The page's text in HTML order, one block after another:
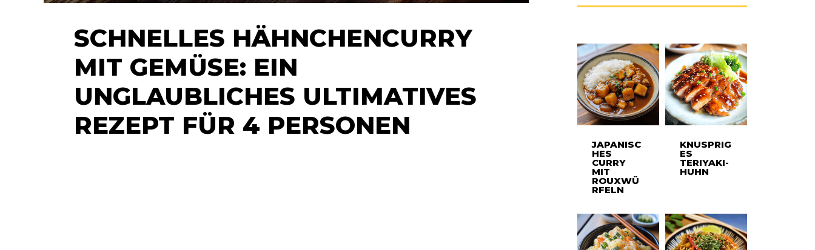
SCHNELLES HÄHNCHENCURRY
MIT GEMÜSE: EIN
UNGLAUBLICHES ULTIMATIVES
REZEPT FÜR 4 PERSONEN
JAPANISC
HES
CURRY
MIT
ROUXWÜ
RFELN
KNUSPRIG
ES
TERIYAKI-
HUHN